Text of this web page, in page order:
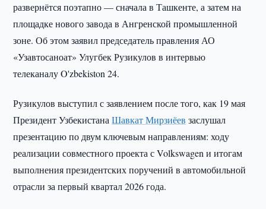
развернётся поэтапно — сначала в Ташкенте, а затем на
площадке нового завода в Ангренской промышленной
зоне. Об этом заявил председатель правления АО
«Узавтосаноат» Улугбек Рузикулов в интервью
телеканалу O'zbekiston 24.
Рузикулов выступил с заявлением после того, как 19 мая
Президент УзбекистанаШавкат Мирзиёев заслушал
презентацию по двум ключевым направлениям: ходу
реализации совместного проекта с Volkswagen и итогам
выполнения президентских поручений в автомобильной
отрасли за первый квартал 2026 года.